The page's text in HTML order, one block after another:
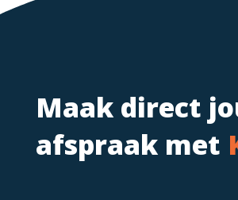
Maak direct
afspraak met